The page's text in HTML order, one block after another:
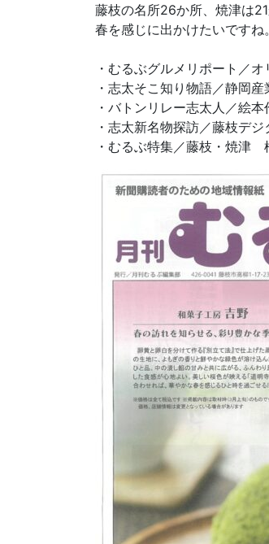
中核的労働要求事項に関する方
コンテンツ制作
周年事業
藤枝の名所26か所、焼津は
春を感じに出かけたいですね。
・むるぶグルメリポート／
・志太そこ知り物語／静岡
・バトンリレー志太人／絵
・志太新名物探訪／藤枝デ
・むるぶ特集／藤枝・焼津